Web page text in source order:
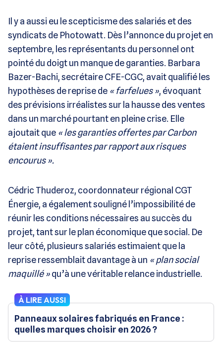
Il y a aussi eu le scepticisme des salariés et des
syndicats de Photowatt. Dès l’annonce du projet en
septembre, les représentants du personnel ont
pointé du doigt un manque de garanties. Barbara
Bazer-Bachi, secrétaire CFE-CGC, avait qualifié les
hypothèses de reprise de « farfelues », évoquant
des prévisions irréalistes sur la hausse des ventes
dans un marché pourtant en pleine crise. Elle
ajoutait que « les garanties offertes par Carbon
étaient insuffisantes par rapport aux risques
encourus ».
Cédric Thuderoz, coordonnateur régional CGT
Énergie, a également souligné l’impossibilité de
réunir les conditions nécessaires au succès du
projet, tant sur le plan économique que social. De
leur côté, plusieurs salariés estimaient que la
reprise ressemblait davantage à un « plan social
maquillé »qu’à une véritable relance industrielle​.
À LIRE AUSSI
Panneaux solaires fabriqués en France :
quelles marques choisir en 2026 ?